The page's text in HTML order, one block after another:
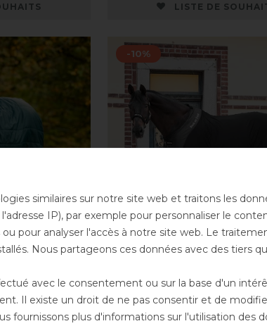
LISTE DE
avant 89,95 €
-10%
224,90 € *
similaires sur notre site web et traitons les
IP), par exemple pour personnaliser le
pour analyser l'accès à notre site web. Le
Nous partageons ces données avec des tiers
avec le consentement ou sur la base d'un
Il existe un droit de ne pas consentir et de
fournissons plus d'informations sur l'utilisation des